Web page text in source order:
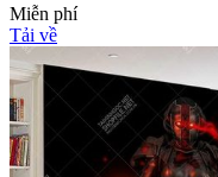
Miễn phí
Tải về